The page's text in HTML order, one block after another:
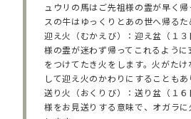
ュウリの馬はご先祖様の霊が早く
スの牛はゆっくりとあの世へ帰るた
迎え火（むかえび）：迎え盆（１
様の霊が迷わず帰ってこれるよう
をつけてたき火をします。火がた
して迎え火のかわりにすることもあ
送り火（おくりび）：送り盆（１
様をお見送りする意味で、オガラ